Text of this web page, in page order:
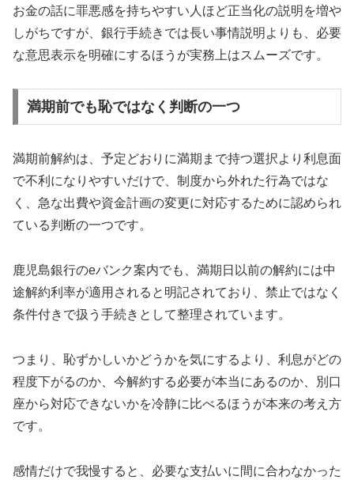
お金の話に罪悪感を持ちやすい人ほど正当化の説明を増や
しがちですが、銀行手続きでは長い事情説明よりも、必要
な意思表示を明確にするほうが実務上はスムーズです。
満期前でも恥ではなく判断の一つ
満期前解約は、予定どおりに満期まで持つ選択より利息面
で不利になりやすいだけで、制度から外れた行為ではな
く、急な出費や資金計画の変更に対応するために認められ
ている判断の一つです。
鹿児島銀行のeバンク案内でも、満期日以前の解約には中
途解約利率が適用されると明記されており、禁止ではなく
条件付きで扱う手続きとして整理されています。
つまり、恥ずかしいかどうかを気にするより、利息がどの
程度下がるのか、今解約する必要が本当にあるのか、別口
座から対応できないかを冷静に比べるほうが本来の考え方
です。
感情だけで我慢すると、必要な支払いに間に合わなかった